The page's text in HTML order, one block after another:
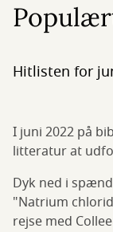
Hitlisten for
I juni 2022 på
litteratur at
Dyk ned i
"Natrium
rejse med